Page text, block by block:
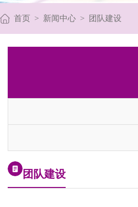
首页 > 新闻中心 > 团队建设
团队建设